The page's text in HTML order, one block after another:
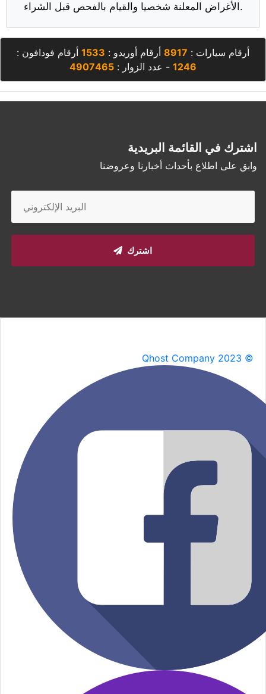
الأغراض المعلنة شخصيا والقيام بالفحص قبل الشراء.
أرقام سيارات : 8917 أرقام أوريدو : 1533 أرقام فودافون :
1246 - عدد الزوار : 4907465
اشترك في القائمة البريدية
وابق على اطلاع بأحداث أخبارنا وعروضنا
اشترك
Qhost Company 2023 ©